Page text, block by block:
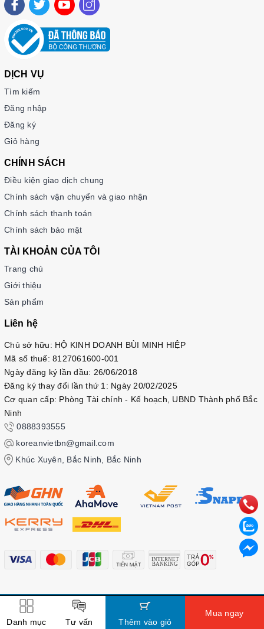
Danh mục Tư vấn Thêm vào giỏ
Mua ngay
DỊCH VỤ
Tìm kiếm
Đăng nhập
Đăng ký
Giỏ hàng
CHÍNH SÁCH
Điều kiện giao dịch chung
Chính sách vận chuyển và giao nhận
Chính sách thanh toán
Chính sách bảo mật
TÀI KHOẢN CỦA TÔI
Trang chủ
Giới thiệu
Sản phẩm
Liên hệ
Chủ sở hữu: HỘ KINH DOANH BÙI MINH HIỆP
Mã số thuế: 8127061600-001
Ngày đăng ký lần đầu: 26/06/2018
Đăng ký thay đổi lần thứ 1: Ngày 20/02/2025
Cơ quan cấp: Phòng Tài chính - Kế hoạch, UBND Thành phố Bắc
Ninh
0888393555
koreanvietbn@gmail.com
Khúc Xuyên, Bắc Ninh, Bắc Ninh
© Bản quyền thuộc về
Cung cấp bởiSapo